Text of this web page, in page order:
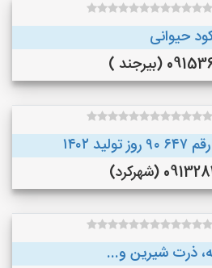
حیوانی
(بیرجند )
۱۴۰۲
(شهرکرد)
ذرت شیرین و...